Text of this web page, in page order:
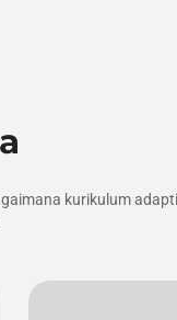
kurikulum